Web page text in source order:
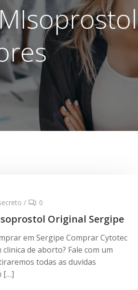
/ 0
Original Sergipe
em Sergipe Comprar Cytotec
de aborto? Fale com um
todas as duvidas
[…]